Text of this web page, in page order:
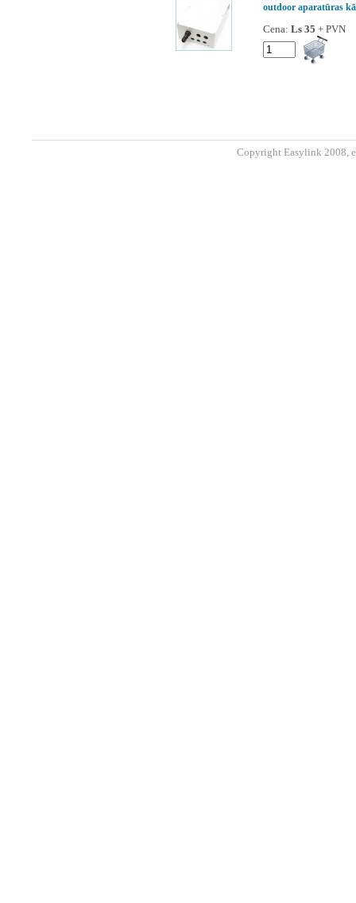
outdoor aparatūras
Cena: Ls 35 + PVN
Copyright Easylink 2008,